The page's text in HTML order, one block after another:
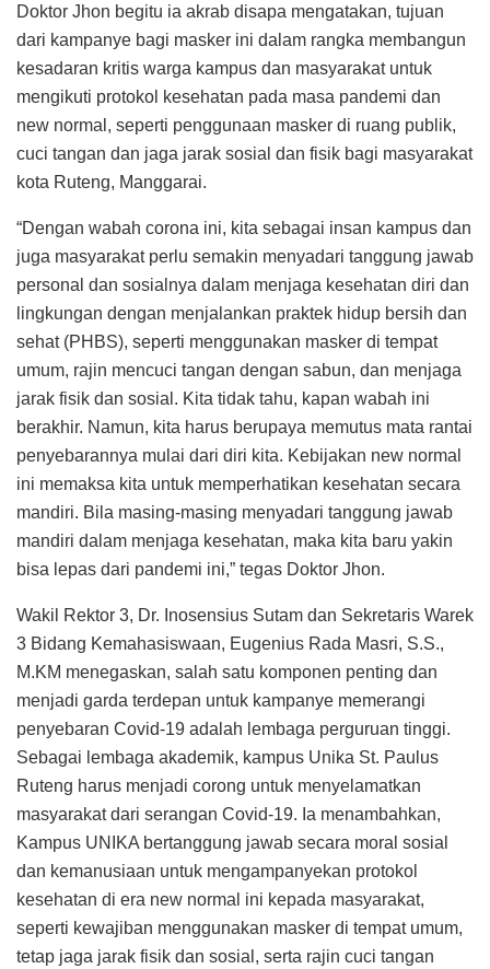
Doktor Jhon begitu ia akrab disapa mengatakan, tujuan
dari kampanye bagi masker ini dalam rangka membangun
kesadaran kritis warga kampus dan masyarakat untuk
mengikuti protokol kesehatan pada masa pandemi dan
new normal, seperti penggunaan masker di ruang publik,
cuci tangan dan jaga jarak sosial dan fisik bagi masyarakat
kota Ruteng, Manggarai.
“Dengan wabah corona ini, kita sebagai insan kampus dan
juga masyarakat perlu semakin menyadari tanggung jawab
personal dan sosialnya dalam menjaga kesehatan diri dan
lingkungan dengan menjalankan praktek hidup bersih dan
sehat (PHBS), seperti menggunakan masker di tempat
umum, rajin mencuci tangan dengan sabun, dan menjaga
jarak fisik dan sosial. Kita tidak tahu, kapan wabah ini
berakhir. Namun, kita harus berupaya memutus mata rantai
penyebarannya mulai dari diri kita. Kebijakan new normal
ini memaksa kita untuk memperhatikan kesehatan secara
mandiri. Bila masing-masing menyadari tanggung jawab
mandiri dalam menjaga kesehatan, maka kita baru yakin
bisa lepas dari pandemi ini,” tegas Doktor Jhon.
Wakil Rektor 3, Dr. Inosensius Sutam dan Sekretaris Warek
3 Bidang Kemahasiswaan, Eugenius Rada Masri, S.S.,
M.KM menegaskan, salah satu komponen penting dan
menjadi garda terdepan untuk kampanye memerangi
penyebaran Covid-19 adalah lembaga perguruan tinggi.
Sebagai lembaga akademik, kampus Unika St. Paulus
Ruteng harus menjadi corong untuk menyelamatkan
masyarakat dari serangan Covid-19. Ia menambahkan,
Kampus UNIKA bertanggung jawab secara moral sosial
dan kemanusiaan untuk mengampanyekan protokol
kesehatan di era new normal ini kepada masyarakat,
seperti kewajiban menggunakan masker di tempat umum,
tetap jaga jarak fisik dan sosial, serta rajin cuci tangan